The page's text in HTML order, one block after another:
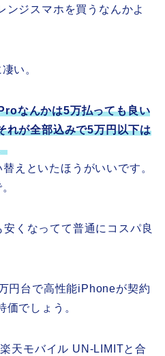
ンジスマホを買うなんかよ
い。
なんかは5万払っても良い
れが全部込みで5万円以下は
えといたほうがいいです。
くなってて普通にコスパ良
円台で高性能iPhoneが契約
価でしょう。
天モバイル UN-LIMITと合